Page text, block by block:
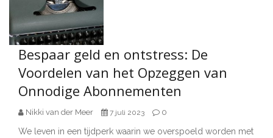
Bespaar geld en ontstress: De
Voordelen van het Opzeggen van
Onnodige Abonnementen
Nikki van der Meer 7 juli 2023 0
We leven in een tijdperk waarin we overspoeld worden met